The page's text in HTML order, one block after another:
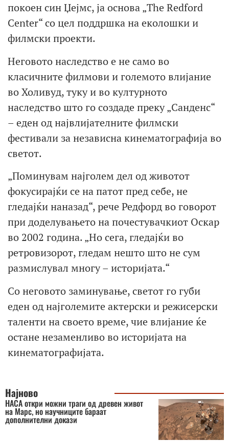
покоен син Џејмс, ја основа „The Redford
Center“ со цел поддршка на еколошки и
филмски проекти.
Неговото наследство е не само во
класичните филмови и големото влијание
во Холивуд, туку и во културното
наследство што го создаде преку „Санденс“
– еден од највлијателните филмски
фестивали за независна кинематографија во
светот.
„Поминувам најголем дел од животот
фокусирајќи се на патот пред себе, не
гледајќи наназад“, рече Редфорд во говорот
при доделувањето на почестувачкиот Оскар
во 2002 година. „Но сега, гледајќи во
ретровизорот, гледам нешто што не сум
размислувал многу – историјата.“
Со неговото заминување, светот го губи
еден од најголемите актерски и режисерски
таленти на своето време, чие влијание ќе
остане незаменливо во историјата на
кинематографијата.
Најново
НАСА откри можни траги од древен живот
на Марс, но научниците бараат
дополнителни докази